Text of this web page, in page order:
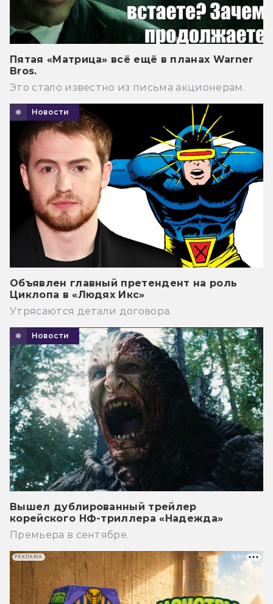
Пятая «Матрица» всё ещё в планах Warner
Bros.
Это стало известно из письма акционерам.
Новости
Объявлен главный претендент на роль
Циклопа в «Людях Икс»
Утрясаются детали договора.
Новости
Вышел дублированный трейлер
корейского НФ-триллера «Надежда»
Премьера в сентябре.
РЕКЛАМА